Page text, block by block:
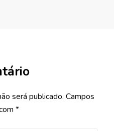
será publicado. Campos
*